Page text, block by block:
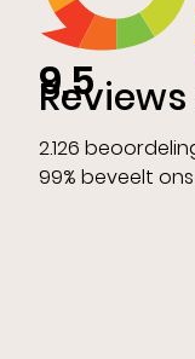
9,5
2.126
99% beveelt